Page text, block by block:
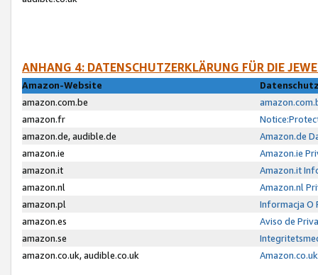
ANHANG 4: DATENSCHUTZERKLÄRUNG FÜR DIE
Amazon-Website
amazon.com.be
amazon.fr
amazon.de, audible.de
Amazon.de
amazon.ie
Amazon.ie
amazon.it
Amazon.it
amazon.nl
Amazon.nl
amazon.pl
Informacja O
amazon.es
Aviso de
amazon.se
amazon.co.uk, audible.co.uk